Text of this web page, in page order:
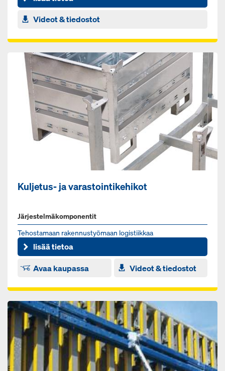
Videot & tiedostot
Kuljetus- ja varastointikehikot
Järjestelmäkomponentit
Te­hos­ta­maan ra­ken­nus­työ­maan lo­gis­tiik­kaa
lisää tietoa
Avaa kaupassa
Videot & tiedostot